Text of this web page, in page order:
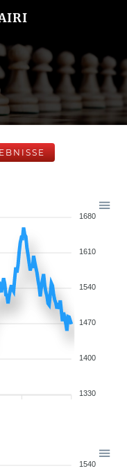
1680
1610
1540
1470
1400
1330
1540